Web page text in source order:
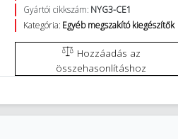
Gyártói cikkszám: NYG3-CE1
Kategória: Egyéb megszakító kiegészítők
összehasonlításhoz